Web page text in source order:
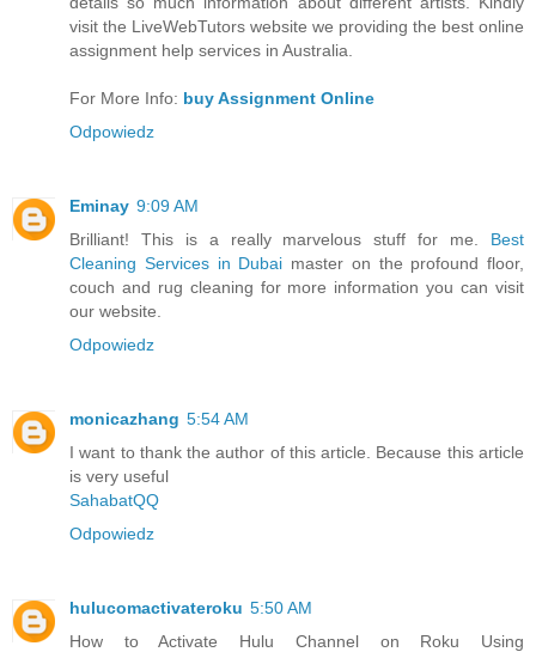
visit the LiveWebTutors website we providing the best online
assignment help services in Australia.
For More Info: buy Assignment Online
Odpowiedz
Eminay 9:09 AM
Brilliant! This is a really marvelous stuff for me. Best
Cleaning Services in Dubai master on the profound floor,
couch and rug cleaning for more information you can visit
our website.
Odpowiedz
monicazhang 5:54 AM
I want to thank the author of this article. Because this article
is very useful
SahabatQQ
Odpowiedz
hulucomactivateroku 5:50 AM
How to Activate Hulu Channel on Roku Using